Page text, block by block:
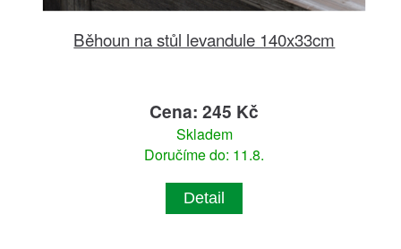
Běhoun na stůl levandule 140x33cm
Cena: 245 Kč
Skladem
Doručíme do: 11.8.
Detail